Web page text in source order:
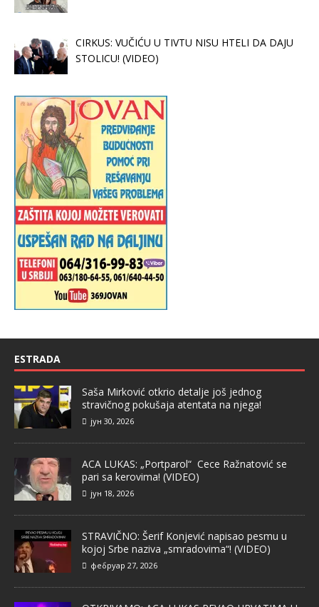
CIRKUS: VUČIĆU U TIVTU NISU HTELI DA DAJU
STOLICU! (VIDEO)
ESTRADA
Saša Mirković otkrio detalje još jednog
stravičnog pokušaja atentata na njega!
јун 30, 2026
ACA LUKAS: „Portparol“ Cece Ražnatović se
pari sa kerovima! (VIDEO)
јун 18, 2026
STRAVIČNO: Šerif Konjević napisao pesmu u
kojoj Srbe naziva „smradovima“! (VIDEO)
фебруар 27, 2026